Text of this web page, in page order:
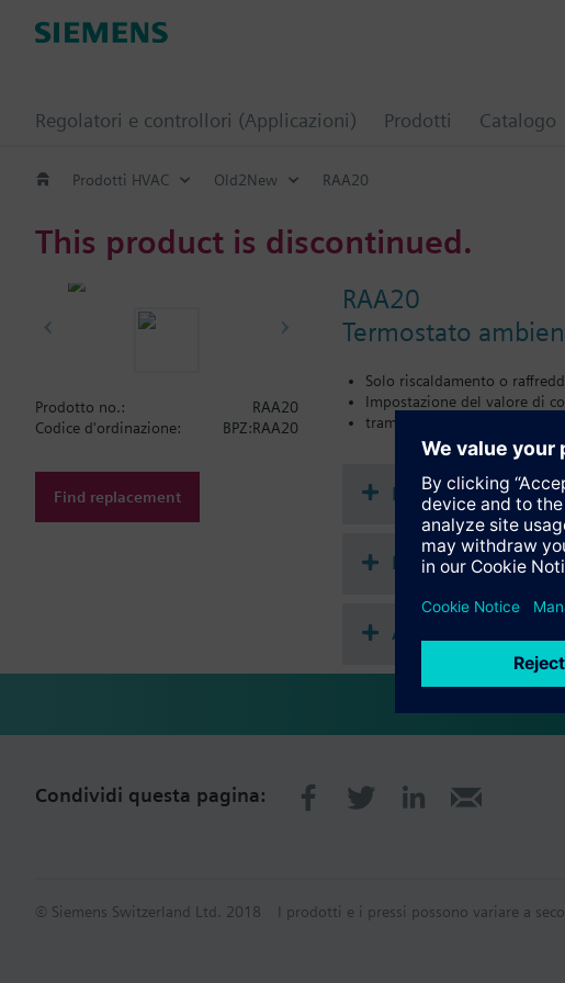
Regolatori e controllori (Applicazioni) Prodotti Catalogo
Prodotti HVAC Old2New RAA20
This product is discontinued.
RAA20
Termostato
Solo riscaldamento o
Impostazione del valore di
tramite manopola
Prodotto no.:
RAA20
Codice d'ordinazione:
BPZ:RAA20
Find replacement Documenti
Riepilogo Tecnico
Accessori
Condividi questa pagina:
© Siemens Switzerland Ltd. 2018 I prodotti e i pressi possono variare a